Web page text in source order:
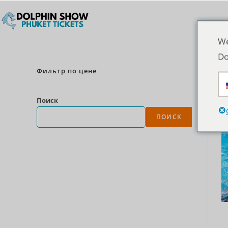
Фильтр по цене
Поиск
ПОИСК